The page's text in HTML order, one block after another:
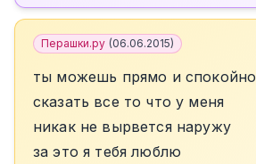
Перашки.ру (06.06.2015)
ты можешь прямо и спокойно
сказать все то что у меня
никак не вырвется наружу
за это я тебя люблю